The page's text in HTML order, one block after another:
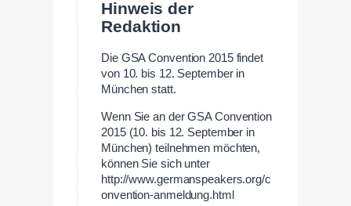
Hinweis der
Redaktion
Die GSA Convention 2015 findet
von 10. bis 12. September in
München statt.
Wenn Sie an der GSA Convention
2015 (10. bis 12. September in
München) teilnehmen möchten,
können Sie sich unter
http://www.germanspeakers.org/c
onvention-anmeldung.html